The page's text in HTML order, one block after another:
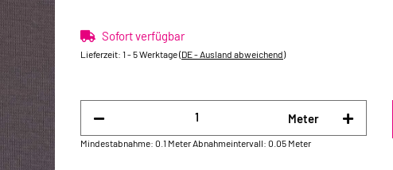
Sofort verfügbar
Lieferzeit: 1 - 5 Werktage(DE - Ausland abweichend)
Meter
Mindestabnahme: 0.1 MeterAbnahmeintervall: 0.05 Meter